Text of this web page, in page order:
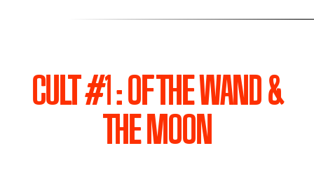
CULT #1 : OF THE WAND &
THE MOON